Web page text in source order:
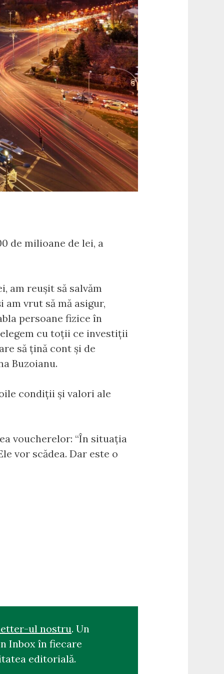
de milioane de lei, a
am reuşit să salvăm
vrut să mă asigur,
persoane fizice în
cu toţii ce investiţii
să ţină cont şi de
Buzoianu.
condiţii şi valori ale
voucherelor: “În situația
vor scădea. Dar este o
ul nostru. Un
Inbox în fiecare
editorială.